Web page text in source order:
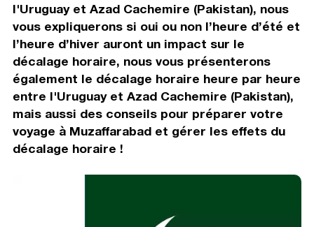
l'Uruguay et Azad Cachemire (Pakistan), nous
vous expliquerons si oui ou non l’heure d’été et
l’heure d’hiver auront un impact sur le
décalage horaire, nous vous présenterons
également le décalage horaire heure par heure
entre l'Uruguay et Azad Cachemire (Pakistan),
mais aussi des conseils pour préparer votre
voyage à Muzaffarabad et gérer les effets du
décalage horaire !